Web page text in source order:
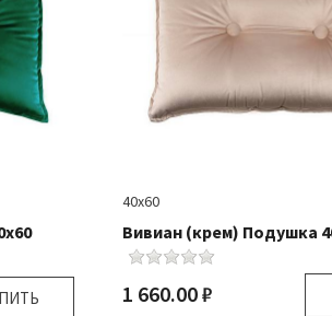
40х60
Вивиан (крем) Подушка
1 660.00 ₽